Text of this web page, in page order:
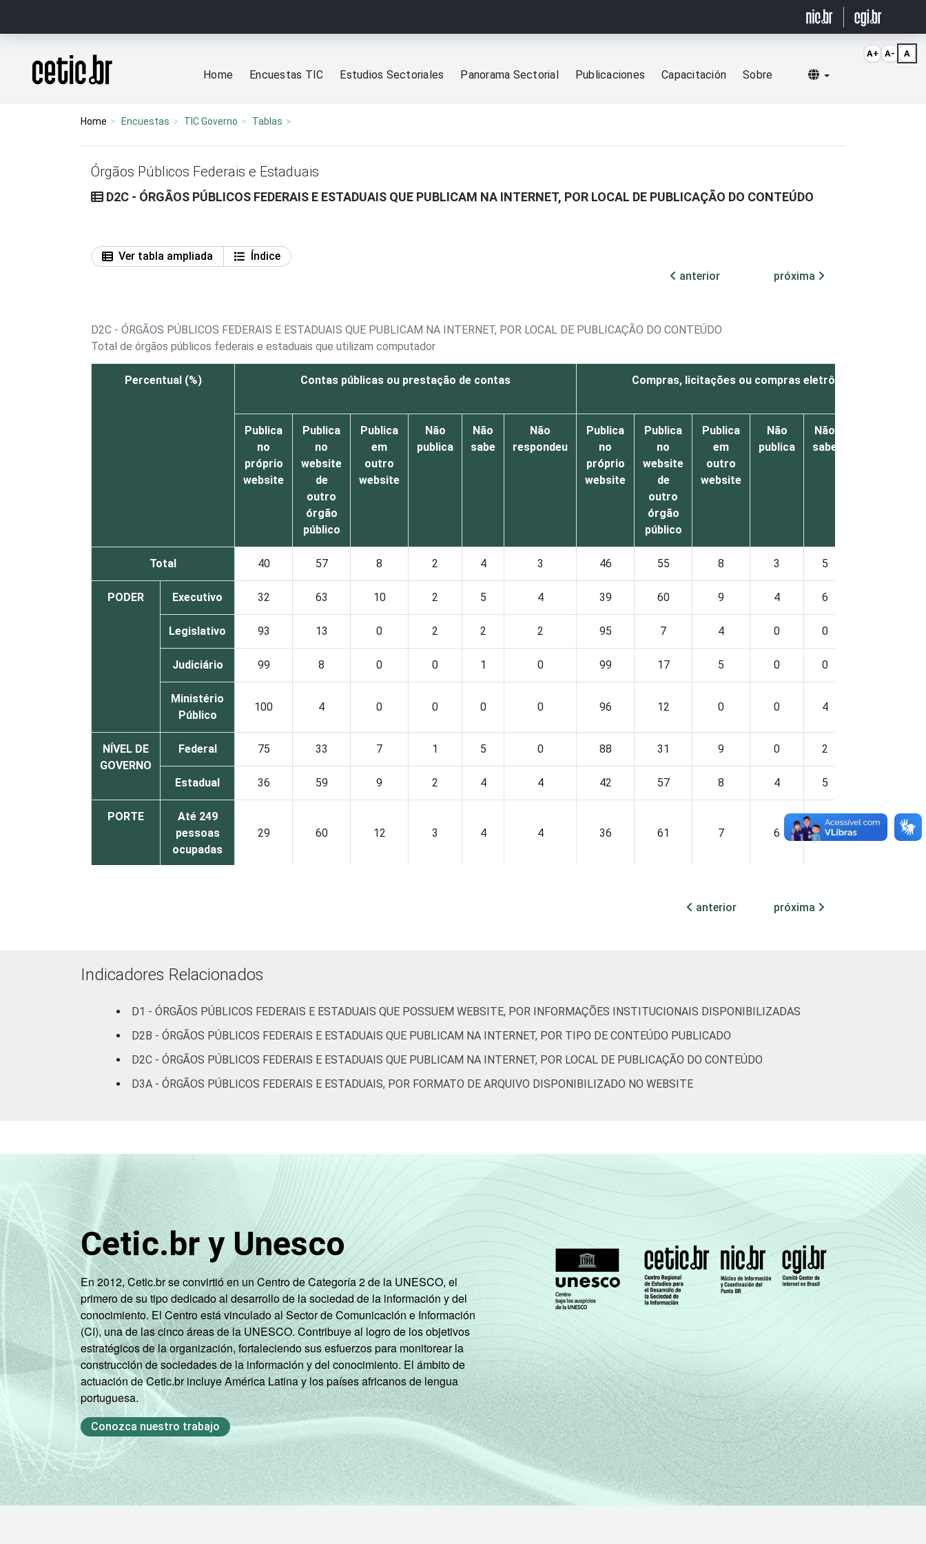
Página inicial
Home Encuestas TIC Estudios Sectoriales Panorama Sectorial Publicaciones Capacitación Sobre Selecionar idioma
Home Encuestas TIC Governo Tablas
Órgãos Públicos Federais e Estaduais
D2C - ÓRGÃOS PÚBLICOS FEDERAIS E ESTADUAIS QUE PUBLICAM NA INTERNET, POR LOCAL DE PUBLICAÇÃO DO CONTEÚDO
Ver tabla ampliada
Índice
anterior
próxima
D2C - ÓRGÃOS PÚBLICOS FEDERAIS E ESTADUAIS QUE PUBLICAM NA INTERNET, POR LOCAL DE PUBLICAÇÃO DO CONTEÚDO
Total de órgãos públicos federais e estaduais que utilizam computador
Percentual (%) Contas públicas ou prestação de contas Compras, licitações ou compras eletrônicas
Publica
no
próprio
website
Publica
no
website
de
outro
órgão
público
Publica
em
outro
website
Não
publica
Não
sabe
Não
respondeu
Publica
no
próprio
website
Publica
no
website
de
outro
órgão
público
Publica
em
outro
website
Não
publica
Não
sabe
Total 40 57 8 2 4 3 46 55 8 3 5
PODER Executivo 32 63 10 2 5 4 39 60 9 4 6
Legislativo 93 13 0 2 2 2 95 7 4 0 0
Judiciário 99 8 0 0 1 0 99 17 5 0 0
Ministério
Público
100 4 0 0 0 0 96 12 0 0 4
NÍVEL DE
GOVERNO
Federal 75 33 7 1 5 0 88 31 9 0 2
Estadual 36 59 9 2 4 4 42 57 8 4 5
PORTE
Até 249
pessoas
ocupadas
29 60 12 3 4 4 36 61 7 6 4
7 1 4
Não
declarado
28
Fonte: CGI.br/NIC.br, Centro Regional de Estudos para o Desenvolvimento da Sociedade da Informação (Cetic.br), Pesquisa sobre o uso das
tecnologias de informação e comunicação no setor público brasileiro - TIC Governo Eletrônico 2019.
anterior próxima
Indicadores Relacionados
D1 - ÓRGÃOS PÚBLICOS FEDERAIS E ESTADUAIS QUE POSSUEM WEBSITE, POR INFORMAÇÕES INSTITUCIONAIS DISPONIBILIZADAS
D2B - ÓRGÃOS PÚBLICOS FEDERAIS E ESTADUAIS QUE PUBLICAM NA INTERNET, POR TIPO DE CONTEÚDO PUBLICADO
D2C - ÓRGÃOS PÚBLICOS FEDERAIS E ESTADUAIS QUE PUBLICAM NA INTERNET, POR LOCAL DE PUBLICAÇÃO DO CONTEÚDO
D3A - ÓRGÃOS PÚBLICOS FEDERAIS E ESTADUAIS, POR FORMATO DE ARQUIVO DISPONIBILIZADO NO WEBSITE
Cetic.br y Unesco
En 2012, Cetic.br se convirtió en un Centro de Categoría 2 de la UNESCO, el
primero de su tipo dedicado al desarrollo de la sociedad de la información y del
conocimiento. El Centro está vinculado al Sector de Comunicación e Información
(CI), una de las cinco áreas de la UNESCO. Contribuye al logro de los objetivos
estratégicos de la organización, fortaleciendo sus esfuerzos para monitorear la
construcción de sociedades de la información y del conocimiento. El ámbito de
actuación de Cetic.br incluye América Latina y los países africanos de lengua
portuguesa.
Conozca nuestro trabajo
A+ A- A